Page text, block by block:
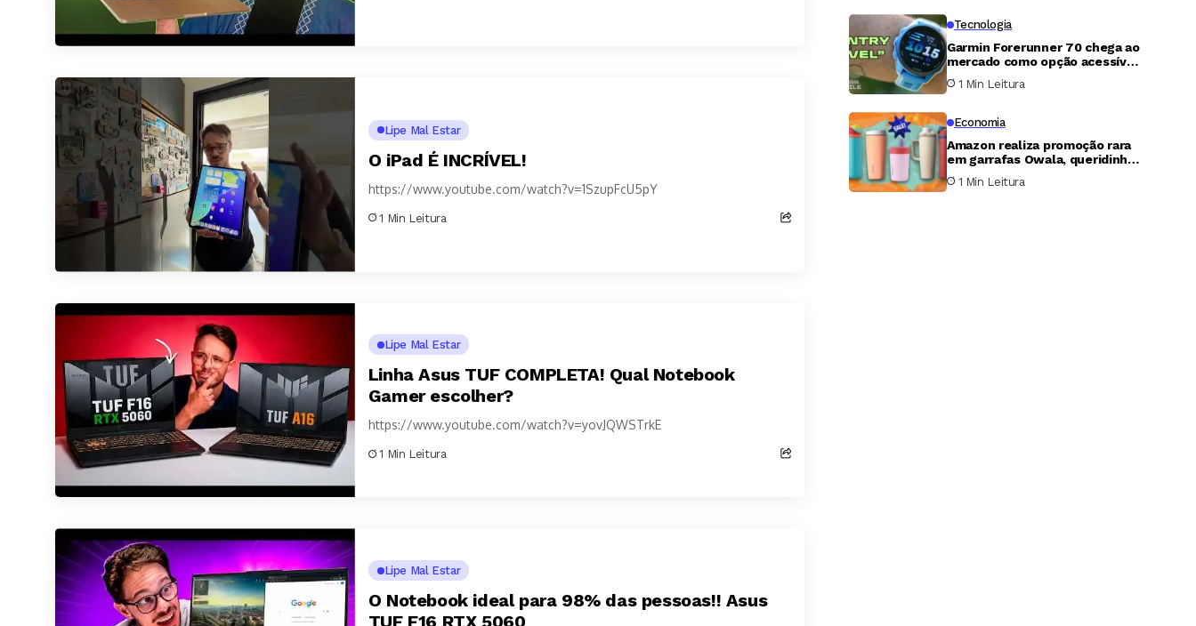
Lipe Mal Estar
O iPad É INCRÍVEL!
https://www.youtube.com/watch?v=1SzupFcU5pY
1 Min Leitura
Lipe Mal Estar
Linha Asus TUF COMPLETA! Qual Notebook
Gamer escolher?
https://www.youtube.com/watch?v=yovJQWSTrkE
1 Min Leitura
Lipe Mal Estar
O Notebook ideal para 98% das pessoas!! Asus
Tecnologia
Garmin Forerunner 70 chega ao
mercado como opção acessível
e surpreende nos testes
1 Min Leitura
Economia
Amazon realiza promoção rara
em garrafas Owala, queridinha
do TikTok; veja os melhores
descontos
1 Min Leitura